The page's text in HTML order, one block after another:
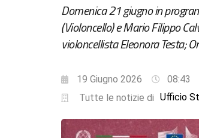
Domenica 21 giugno in
(Violoncello) e Mario Filippo
violoncellista Eleonora Testa;
19 Giugno 2026 08:43
Tutte le notizie di Ufficio